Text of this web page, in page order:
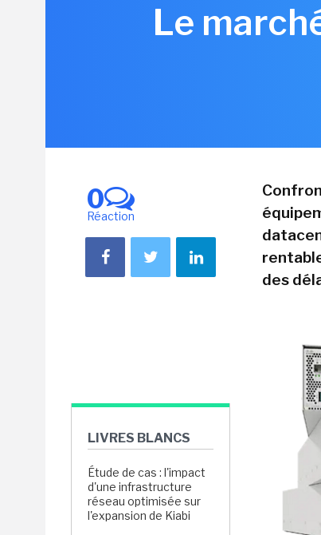
Le
0
Réaction
LIVRES BLANCS
Étude de cas : l'impact
d'une infrastructure
réseau optimisée sur
l'expansion de Kiabi
des